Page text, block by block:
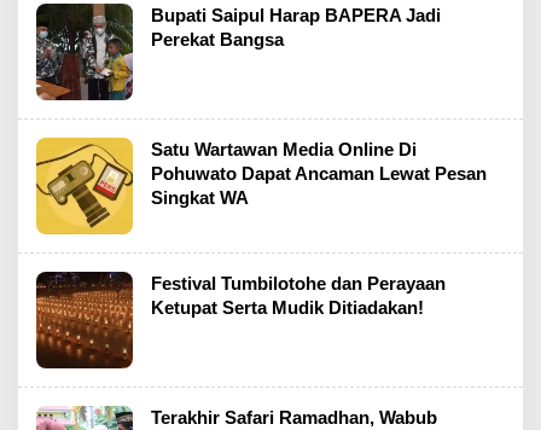
Bupati Saipul Harap BAPERA Jadi
Perekat Bangsa
Satu Wartawan Media Online Di
Pohuwato Dapat Ancaman Lewat Pesan
Singkat WA
Festival Tumbilotohe dan Perayaan
Ketupat Serta Mudik Ditiadakan!
Terakhir Safari Ramadhan, Wabub